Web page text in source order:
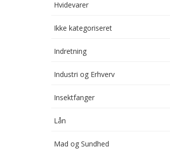
Hvidevarer
Ikke kategoriseret
Indretning
Industri og Erhverv
Insektfanger
Lån
Mad og Sundhed